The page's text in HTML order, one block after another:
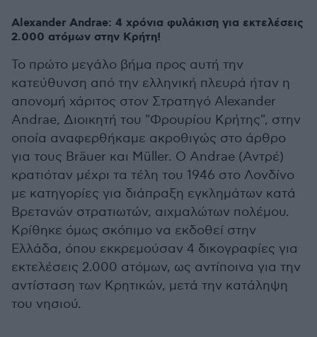
Alexander Andrae: 4 χρόνια φυλάκιση για εκτελέσεις
2.000 ατόμων στην Κρήτη!
Το πρώτο μεγάλο βήμα προς αυτή την
κατεύθυνση από την ελληνική πλευρά ήταν η
απονομή χάριτος στον Στρατηγό Alexander
Andrae, Διοικητή του "Φρουρίου Κρήτης", στην
οποία αναφερθήκαμε ακροθιγώς στο άρθρο
για τους Bräuer και Müller. Ο Andrae (Αντρέ)
κρατιόταν μέχρι τα τέλη του 1946 στο Λονδίνο
με κατηγορίες για διάπραξη εγκλημάτων κατά
Βρετανών στρατιωτών, αιχμαλώτων πολέμου.
Κρίθηκε όμως σκόπιμο να εκδοθεί στην
Ελλάδα, όπου εκκρεμούσαν 4 δικογραφίες για
εκτελέσεις 2.000 ατόμων, ως αντίποινα για την
αντίσταση των Κρητικών, μετά την κατάληψη
του νησιού.